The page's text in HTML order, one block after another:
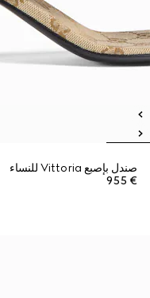
صندل بإصبع Vittoria للنساء
€ 955